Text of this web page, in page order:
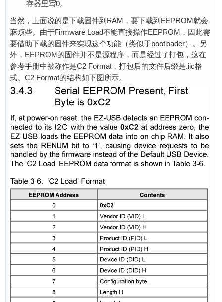
存器里写0。
当然，上面说的是下载固件到RAM，要下载到EEPROM就会
麻烦些。由于Firmware Load不能直接操作EEPROM，因此需
要借助下载的固件来实现这个功能（类似于bootloader）。另
外，EEPROM的固件并不是源程序，而是经过了打包，这在
参考手册中被称作是C2 Format，打包后的文件后缀是.iic格
式。C2 Format的结构如下图所示。